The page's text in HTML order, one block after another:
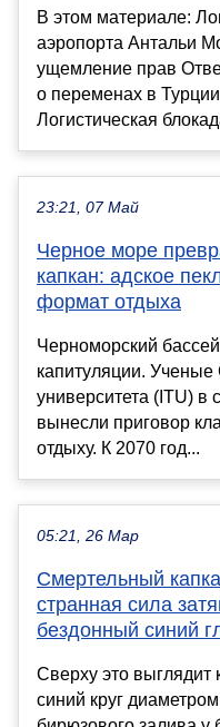
В этом материале:
аэропорта Антальи
ущемление прав
о переменах в
Логистическая
23:21, 07 Май
Черное море
капкан: адское
формат отдыха
Черноморский
капитуляции. Ученые
университета (ITU) в
вынесли приговор
отдыху. К 2070 год...
05:21, 26 Мар
Смертельный
странная сила
бездонный синий
Сверху это выглядит
синий круг